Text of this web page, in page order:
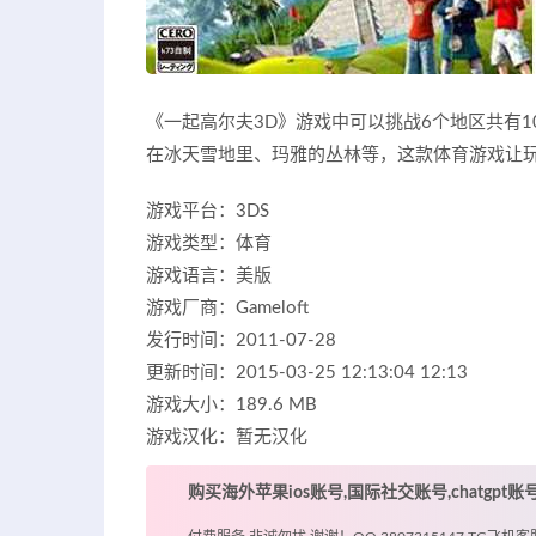
《一起高尔夫3D》游戏中可以挑战6个地区共
在冰天雪地里、玛雅的丛林等，这款体育游戏让
游戏平台：3DS
游戏类型：体育
游戏语言：美版
游戏厂商：Gameloft
发行时间：2011-07-28
更新时间：2015-03-25 12:13:04 12:13
游戏大小：189.6 MB
游戏汉化：暂无汉化
购买海外苹果ios账号,国际社交账号,chatgpt账